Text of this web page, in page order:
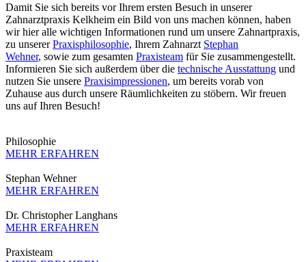
Damit Sie sich bereits vor Ihrem ersten Besuch in unserer
Zahnarztpraxis Kelkheim ein Bild von uns machen können, haben
wir hier alle wichtigen Informationen rund um unsere Zahnartpraxis,
zu unsererPraxisphilosophie, Ihrem Zahnarzt Stephan
Wehner, sowie zum gesamten Praxisteam für Sie zusammengestellt.
Informieren Sie sich außerdem über die technische Ausstattung und
nutzen Sie unsere Praxisimpressionen, um bereits vorab von
Zuhause aus durch unsere Räumlichkeiten zu stöbern. Wir freuen
uns auf Ihren Besuch!
Philosophie
MEHR ERFAHREN
Stephan Wehner
MEHR ERFAHREN
Dr. Christopher Langhans
MEHR ERFAHREN
Praxisteam